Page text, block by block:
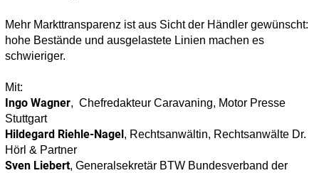
Mehr Markttransparenz ist aus Sicht der Händler gewünscht:
hohe Bestände und ausgelastete Linien machen es
schwieriger.
Mit:
Ingo Wagner, Chefredakteur Caravaning, Motor Presse
Stuttgart
Hildegard Riehle-Nagel, Rechtsanwältin, Rechtsanwälte Dr.
Hörl & Partner
Sven Liebert, Generalsekretär BTW Bundesverband der